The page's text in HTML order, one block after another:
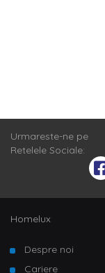
Urmareste-ne pe
Retelele Sociale:
Homelux
Despre noi
Cariere